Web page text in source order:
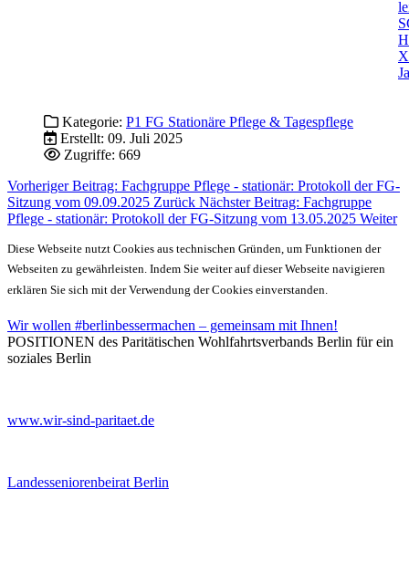
Kategorie: P1 FG Stationäre Pflege & Tagespflege
Erstellt: 09. Juli 2025
Zugriffe: 669
Vorheriger Beitrag: Fachgruppe Pflege - stationär: Protokoll der FG-
Sitzung vom 09.09.2025 Zurück Nächster Beitrag: Fachgruppe
Pflege - stationär: Protokoll der FG-Sitzung vom 13.05.2025 Weiter
Diese Webseite nutzt Cookies aus technischen Gründen, um Funktionen der
Webseiten zu gewährleisten. Indem Sie weiter auf dieser Webseite navigieren
erklären Sie sich mit der Verwendung der Cookies einverstanden.
Wir wollen #berlinbessermachen – gemeinsam mit Ihnen!
POSITIONEN des Paritätischen Wohlfahrtsverbands Berlin für ein
soziales Berlin
www.wir-sind-paritaet.de
Landesseniorenbeirat Berlin